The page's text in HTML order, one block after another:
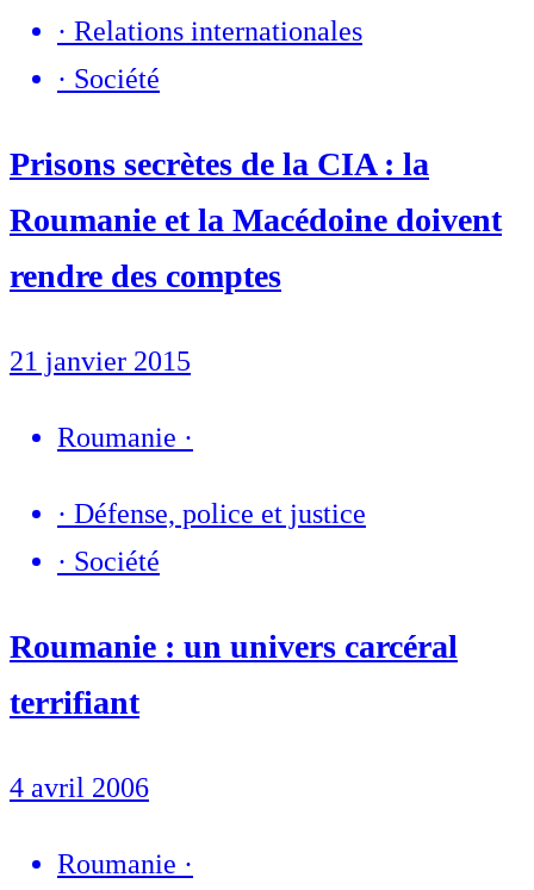
· Relations internationales
· Société
Prisons secrètes de la CIA : la
Roumanie et la Macédoine doivent
rendre des comptes
21 janvier 2015
Roumanie ·
· Défense, police et justice
· Société
Roumanie : un univers carcéral
terrifiant
4 avril 2006
Roumanie ·